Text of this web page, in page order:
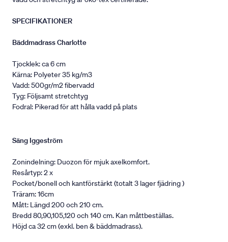
SPECIFIKATIONER
Bäddmadrass Charlotte
Tjocklek: ca 6 cm
Kärna: Polyeter 35 kg/m3
Vadd: 500gr/m2 fibervadd
Tyg: Följsamt stretchtyg
Fodral: Pikerad för att hålla vadd på plats
Säng Iggeström
Zonindelning: Duozon för mjuk axelkomfort.
Resårtyp: 2 x
Pocket/bonell och kantförstärkt (totalt 3 lager fjädring )
Träram: 16cm
Mått: Längd 200 och 210 cm.
Bredd 80,90,105,120 och 140 cm. Kan måttbeställas.
Höjd ca 32 cm (exkl. ben & bäddmadrass).